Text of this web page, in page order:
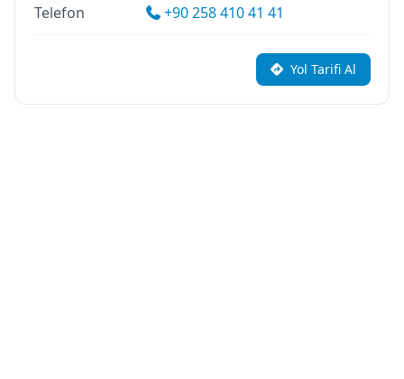
Telefon +90 258 410 41 41
Yol Tarifi Al